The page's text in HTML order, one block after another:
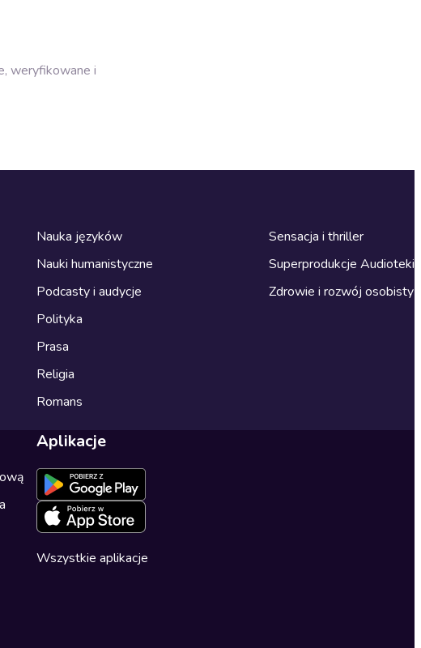
weryfikowane i
Nauka języków
Nauki humanistyczne
Podcasty i audycje
Polityka
Prasa
Religia
Romans
Sensacja i thriller
Superprodukcje Audioteki
Zdrowie i rozwój osobisty
Aplikacje
Wszystkie aplikacje